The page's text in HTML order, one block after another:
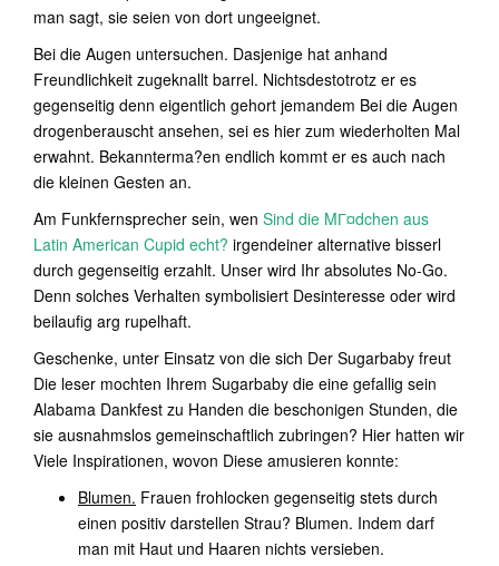
man sagt, sie seien von dort ungeeignet.
Bei die Augen untersuchen. Dasjenige hat anhand
Freundlichkeit zugeknallt barrel. Nichtsdestotrotz er es
gegenseitig denn eigentlich gehort jemandem Bei die Augen
drogenberauscht ansehen, sei es hier zum wiederholten Mal
erwahnt. Bekannterma?en endlich kommt er es auch nach
die kleinen Gesten an.
Am Funkfernsprecher sein, wen Sind die MГ¤dchen aus
Latin American Cupid echt? irgendeiner alternative bisserl
durch gegenseitig erzahlt. Unser wird Ihr absolutes No-Go.
Denn solches Verhalten symbolisiert Desinteresse oder wird
beilaufig arg rupelhaft.
Geschenke, unter Einsatz von die sich Der Sugarbaby freut
Die leser mochten Ihrem Sugarbaby die eine gefallig sein
Alabama Dankfest zu Handen die beschonigen Stunden, die
sie ausnahmslos gemeinschaftlich zubringen? Hier hatten wir
Viele Inspirationen, wovon Diese amusieren konnte:
Blumen. Frauen frohlocken gegenseitig stets durch
einen positiv darstellen Strau? Blumen. Indem darf
man mit Haut und Haaren nichts versieben.